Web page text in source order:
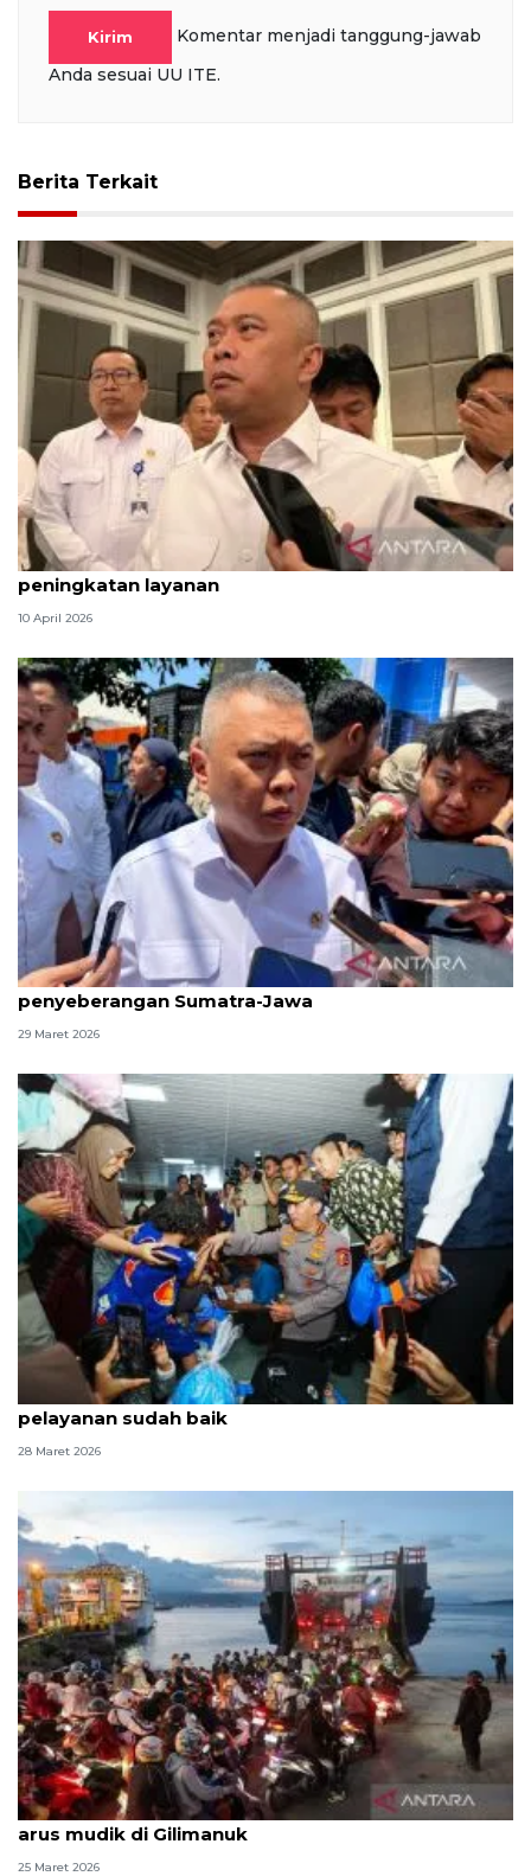
Kirim
Komentar menjadi tanggung-jawab
Anda sesuai UU ITE.
Berita Terkait
Kepuasan Mudik 2026 naik, Menhub siapkan
peningkatan layanan
10 April 2026
Menhub pastikan kelancaran arus balik
penyeberangan Sumatra-Jawa
29 Maret 2026
Tinjau Pelabuhan Bakauheni, Kapolri-Menhub sebut
pelayanan sudah baik
28 Maret 2026
Menteri PU dan Menhub akan bahas soal antrean
arus mudik di Gilimanuk
25 Maret 2026